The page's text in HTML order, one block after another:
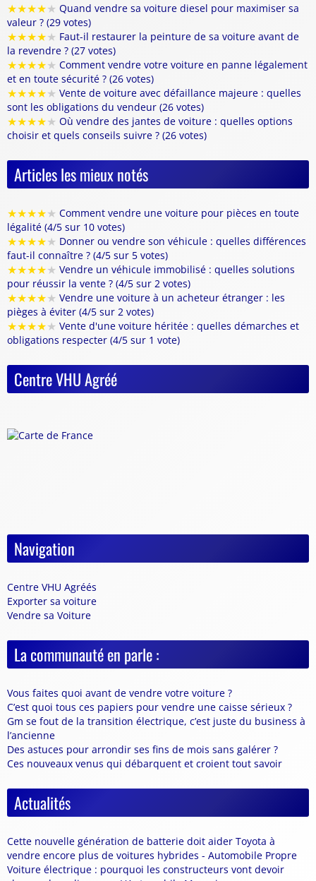
★★★★★ Quand vendre sa voiture diesel pour maximiser sa
valeur ? (29 votes)
★★★★★ Faut-il restaurer la peinture de sa voiture avant de
la revendre ? (27 votes)
★★★★★ Comment vendre votre voiture en panne légalement
et en toute sécurité ? (26 votes)
★★★★★ Vente de voiture avec défaillance majeure : quelles
sont les obligations du vendeur (26 votes)
★★★★★ Où vendre des jantes de voiture : quelles options
choisir et quels conseils suivre ? (26 votes)
Articles les mieux notés
★★★★★ Comment vendre une voiture pour pièces en toute
légalité (4/5 sur 10 votes)
★★★★★ Donner ou vendre son véhicule : quelles différences
faut-il connaître ? (4/5 sur 5 votes)
★★★★★ Vendre un véhicule immobilisé : quelles solutions
pour réussir la vente ? (4/5 sur 2 votes)
★★★★★ Vendre une voiture à un acheteur étranger : les
pièges à éviter (4/5 sur 2 votes)
★★★★★ Vente d'une voiture héritée : quelles démarches et
obligations respecter (4/5 sur 1 vote)
Centre VHU Agréé
Navigation
Centre VHU Agréés
Exporter sa voiture
Vendre sa Voiture
La communauté en parle :
Vous faites quoi avant de vendre votre voiture ?
C’est quoi tous ces papiers pour vendre une caisse sérieux ?
Gm se fout de la transition électrique, c’est juste du business à
l’ancienne
Des astuces pour arrondir ses fins de mois sans galérer ?
Ces nouveaux venus qui débarquent et croient tout savoir
Actualités
Cette nouvelle génération de batterie doit aider Toyota à
vendre encore plus de voitures hybrides - Automobile Propre
Voiture électrique : pourquoi les constructeurs vont devoir